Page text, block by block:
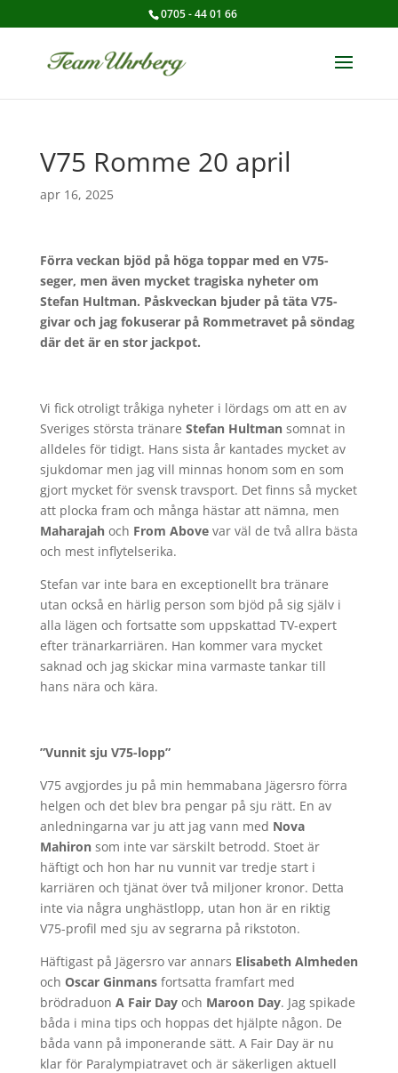
0705 - 44 01 66
V75 Romme 20 april
apr 16, 2025
Förra veckan bjöd på höga toppar med en V75-
seger, men även mycket tragiska nyheter om
Stefan Hultman. Påskveckan bjuder på täta V75-
givar och jag fokuserar på Rommetravet på söndag
där det är en stor jackpot.
Vi fick otroligt tråkiga nyheter i lördags om att en av
Sveriges största tränare Stefan Hultmansomnat in
alldeles för tidigt. Hans sista år kantades mycket av
sjukdomar men jag vill minnas honom som en som
gjort mycket för svensk travsport. Det finns så mycket
att plocka fram och många hästar att nämna, men
Maharajah och From Above var väl de två allra bästa
och mest inflytelserika.
Stefan var inte bara en exceptionellt bra tränare
utan också en härlig person som bjöd på sig själv i
alla lägen och fortsatte som uppskattad TV-expert
efter tränarkarriären. Han kommer vara mycket
saknad och jag skickar mina varmaste tankar till
hans nära och kära.
”Vunnit sju V75-lopp”
V75 avgjordes ju på min hemmabana Jägersro förra
helgen och det blev bra pengar på sju rätt. En av
anledningarna var ju att jag vann med Nova
Mahiron som inte var särskilt betrodd. Stoet är
häftigt och hon har nu vunnit var tredje start i
karriären och tjänat över två miljoner kronor. Detta
inte via några unghästlopp, utan hon är en riktig
V75-profil med sju av segrarna på rikstoton.
Häftigast på Jägersro var annars Elisabeth Almheden
och Oscar Ginmans fortsatta framfart med
brödraduon A Fair Day och Maroon Day. Jag spikade
båda i mina tips och hoppas det hjälpte någon. De
båda vann på imponerande sätt. A Fair Day är nu
klar för Paralympiatravet och är säkerligen aktuell